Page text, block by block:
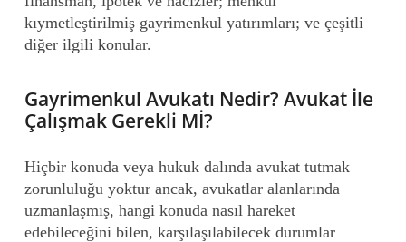
kıymetleştirilmiş gayrimenkul yatırımları; ve çeşitli
diğer ilgili konular.
Gayrimenkul Avukatı Nedir? Avukat İle
Çalışmak Gerekli Mİ?
Hiçbir konuda veya hukuk dalında avukat tutmak
zorunluluğu yoktur ancak, avukatlar alanlarında
uzmanlaşmış, hangi konuda nasıl hareket
edebileceğini bilen, karşılaşılabilecek durumlar